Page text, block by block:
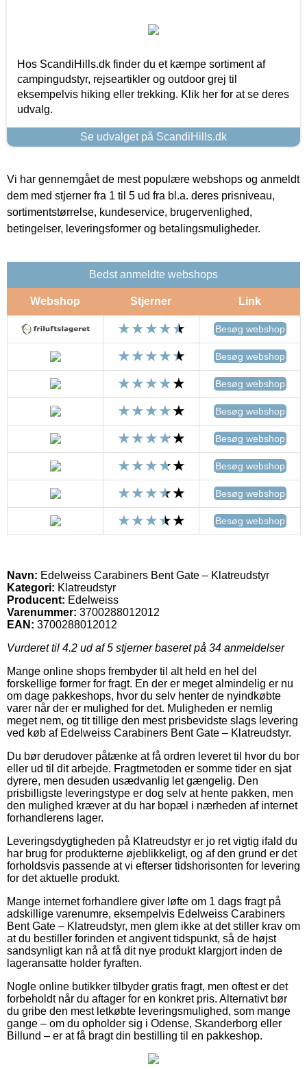
Hos ScandiHills.dk finder du et kæmpe sortiment af
campingudstyr, rejseartikler og outdoor grej til
eksempelvis hiking eller trekking. Klik her for at se deres
udvalg.
Se udvalget på ScandiHills.dk
Vi har gennemgået de mest populære webshops og anmeldt
dem med stjerner fra 1 til 5 ud fra bl.a. deres prisniveau,
sortimentstørrelse, kundeservice, brugervenlighed,
betingelser, leveringsformer og betalingsmuligheder.
Bedst anmeldte webshops
Webshop Stjerner Link
Besøg webshop
Besøg webshop
Besøg webshop
Besøg webshop
Besøg webshop
Besøg webshop
Besøg webshop
Besøg webshop
Navn: Edelweiss Carabiners Bent Gate – Klatreudstyr
Kategori: Klatreudstyr
Producent: Edelweiss
Varenummer: 3700288012012
EAN: 3700288012012
Vurderet til 4.2 ud af 5 stjerner baseret på 34 anmeldelser
Mange online shops frembyder til alt held en hel del
forskellige former for fragt. En der er meget almindelig er nu
om dage pakkeshops, hvor du selv henter de nyindkøbte
varer når der er mulighed for det. Muligheden er nemlig
meget nem, og tit tillige den mest prisbevidste slags levering
ved køb af Edelweiss Carabiners Bent Gate – Klatreudstyr.
Du bør derudover påtænke at få ordren leveret til hvor du bor
eller ud til dit arbejde. Fragtmetoden er somme tider en sjat
dyrere, men desuden usædvanlig let gængelig. Den
prisbilligste leveringstype er dog selv at hente pakken, men
den mulighed kræver at du har bopæl i nærheden af internet
forhandlerens lager.
Leveringsdygtigheden på Klatreudstyr er jo ret vigtig ifald du
har brug for produkterne øjeblikkeligt, og af den grund er det
forholdsvis passende at vi efterser tidshorisonten for levering
for det aktuelle produkt.
Mange internet forhandlere giver løfte om 1 dags fragt på
adskillige varenumre, eksempelvis Edelweiss Carabiners
Bent Gate – Klatreudstyr, men glem ikke at det stiller krav om
at du bestiller forinden et angivent tidspunkt, så de højst
sandsynligt kan nå at få dit nye produkt klargjort inden de
lageransatte holder fyraften.
Nogle online butikker tilbyder gratis fragt, men oftest er det
forbeholdt når du aftager for en konkret pris. Alternativt bør
du gribe den mest letkøbte leveringsmulighed, som mange
gange – om du opholder sig i Odense, Skanderborg eller
Billund – er at få bragt din bestilling til en pakkeshop.